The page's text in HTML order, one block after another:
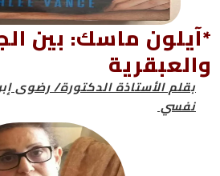
*آيلون ماسك: بين
والعبقرية
بقلم الأستاذة الدكتورة/ رضوى
نفسي